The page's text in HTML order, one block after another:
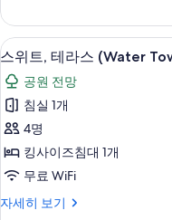
즈
침
대
개
자
세
히
보
기
스
위
트,
테
라
스
(Water
Tower)
6
스위트, 테라스 (Water
공원 전망
침실 1개
4명
킹사이즈침대 1개
무료 WiFi
자세히 보기
스